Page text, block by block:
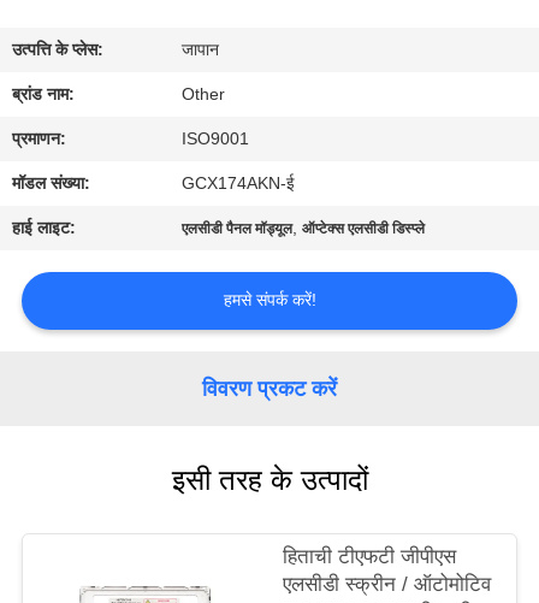
भ्रमण
गुणवत्ता
नियंत्रण
संपर्क
करें
समाचार
विनती
उत्पत्ति के प्लेस: जापान
ब्रांड नाम: Other
प्रमाणन: ISO9001
मॉडल संख्या: GCX174AKN-ई
हाई लाइट: एलसीडी पैनल मॉड्यूल,ऑप्टेक्स एलसीडी डिस्प्ले
हमसे संपर्क करें!
विवरण प्रकट करें
इसी तरह के उत्पादों
हिताची टीएफटी जीपीएस
एलसीडी स्क्रीन / ऑटोमोटिव